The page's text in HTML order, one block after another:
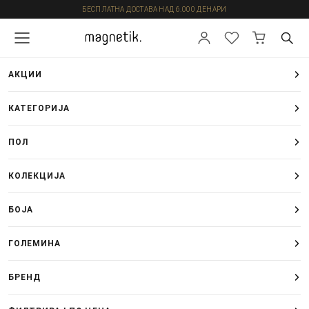
БЕСПЛАТНА ДОСТАВА НАД 6.000 ДЕНАРИ
АКЦИИ
КАТЕГОРИЈА
ПОЛ
КОЛЕКЦИЈА
БОЈА
ГОЛЕМИНА
БРЕНД